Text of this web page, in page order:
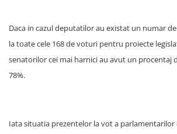
Daca in cazul deputatilor au existat un numar
la toate cele 168 de voturi pentru proiecte
senatorilor cei mai harnici au avut un procentaj
78%.
Iata situatia prezentelor la vot a parlamentarilor